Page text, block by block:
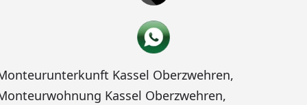
Kassel Oberzwehren,
Kassel Oberzwehren,